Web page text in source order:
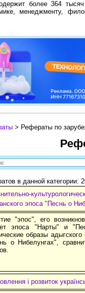
более 364
менеджменту,
> Рефераты по
в данной категории:
эпоса "Песнь о
"эпос", его
эпоса "Нарты" и
образы
о Нибелунгах",
і розвиток